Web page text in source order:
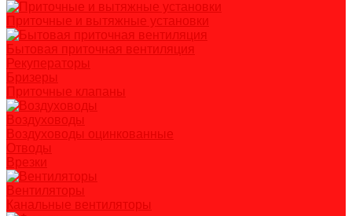
Приточные и вытяжные установки
Бытовая приточная вентиляция
Рекуператоры
Бризеры
Приточные клапаны
Воздуховоды
Воздуховоды оцинкованные
Отводы
Врезки
Вентиляторы
Канальные вентиляторы